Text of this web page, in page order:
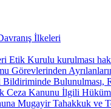
İlkeleri
Etik Kurulu kurulması
Görevlerinden
Bildiriminde
Ceza Kanunu İlgili
Mugayir Tahakkuk ve